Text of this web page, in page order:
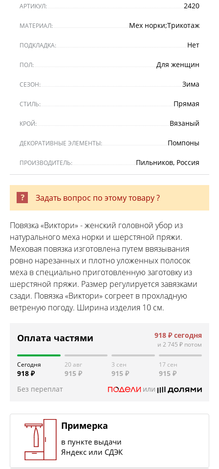
АРТИКУЛ: 2420
МАТЕРИАЛ: Мех норки;Трикотаж
ПОДКЛАДКА: Нет
ПОЛ: Для женщин
СЕЗОН: Зима
СТИЛЬ: Прямая
КРОЙ: Вязаный
ДЕКОРАТИВНЫЕ ЭЛЕМЕНТЫ: Помпоны
ПРОИЗВОДИТЕЛЬ: Пильников, Россия
Задать вопрос по этому товару ?
Повязка «Виктори» - женский головной убор из
натурального меха норки и шерстяной пряжи.
Меховая повязка изготовлена путем ввязывания
ровно нарезанных и плотно уложенных полосок
меха в специально приготовленную заготовку из
шерстяной пряжи. Размер регулируется завязками
сзади. Повязка «Виктори» согреет в прохладную
ветреную погоду. Ширина изделия 10 см.
Оплата частями 918 ₽ сегодня
и 2 745 ₽ потом
Сегодня
918 ₽
20 авг
915 ₽
3 сен
915 ₽
17 сен
915 ₽
Без переплат
или
Примерка
в пункте выдачи
Яндекс или СДЭК